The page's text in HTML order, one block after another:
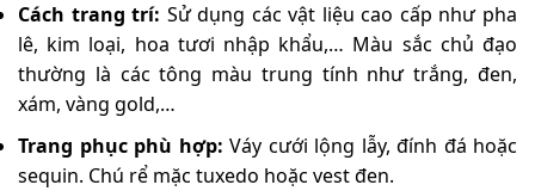
Cách trang trí: Sử dụng các vật liệu cao cấp như pha
lê, kim loại, hoa tươi nhập khẩu,… Màu sắc chủ đạo
thường là các tông màu trung tính như trắng, đen,
xám, vàng gold,…
Trang phục phù hợp: Váy cưới lộng lẫy, đính đá hoặc
sequin. Chú rể mặc tuxedo hoặc vest đen.